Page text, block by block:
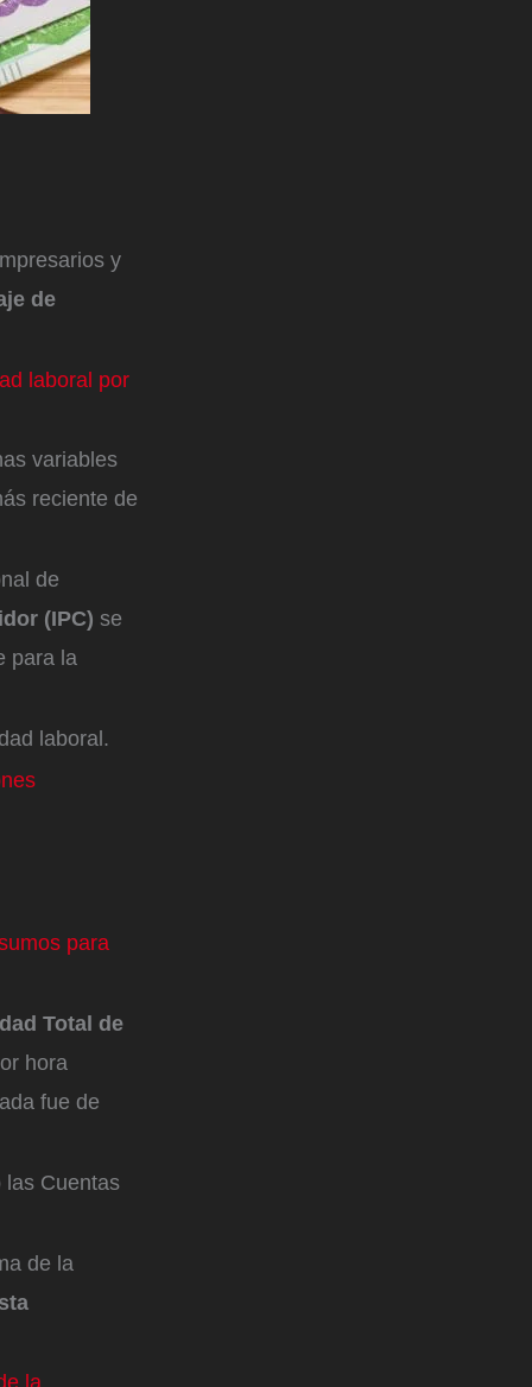
y
de
laboral por
variables
reciente de
de
(IPC) se
para la
laboral.
para
Total de
hora
fue de
las Cuentas
de la